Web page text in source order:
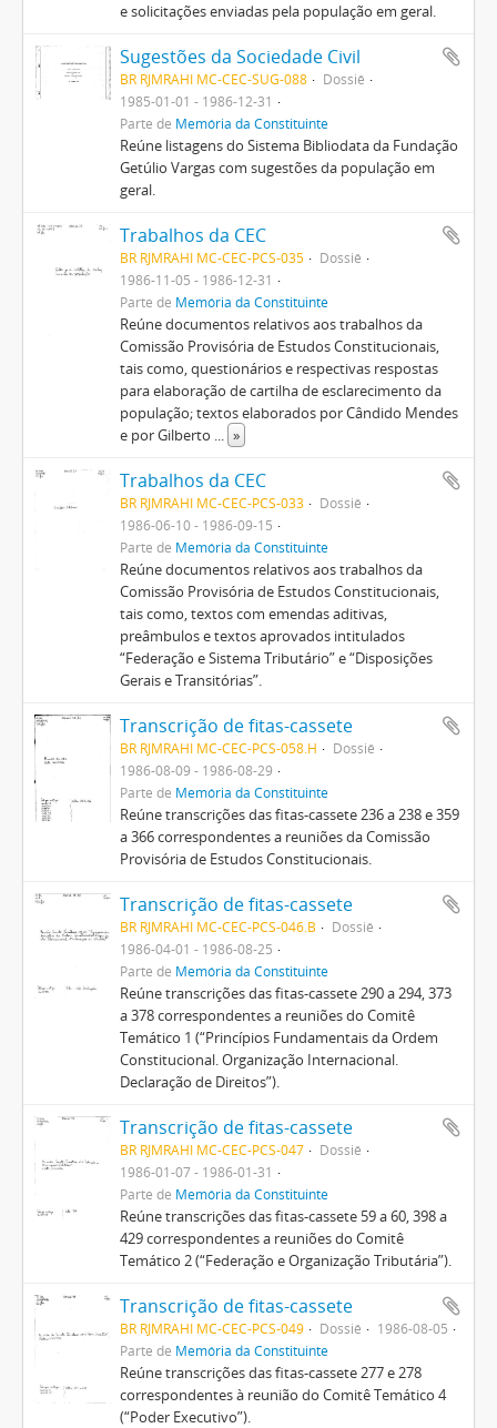
e solicitações enviadas pela população em geral.
Sugestões da Sociedade Civil
BR RJMRAHI MC-CEC-SUG-088
Dossiê
1985-01-01 - 1986-12-31
Parte de Memória da Constituinte
Reúne listagens do Sistema Bibliodata da Fundação
Getúlio Vargas com sugestões da população em
geral.
Trabalhos da CEC
BR RJMRAHI MC-CEC-PCS-035
Dossiê
1986-11-05 - 1986-12-31
Parte de Memória da Constituinte
Reúne documentos relativos aos trabalhos da
Comissão Provisória de Estudos Constitucionais,
tais como, questionários e respectivas respostas
para elaboração de cartilha de esclarecimento da
população; textos elaborados por Cândido Mendes
e por Gilberto ... »
Trabalhos da CEC
BR RJMRAHI MC-CEC-PCS-033
Dossiê
1986-06-10 - 1986-09-15
Parte de Memória da Constituinte
Reúne documentos relativos aos trabalhos da
Comissão Provisória de Estudos Constitucionais,
tais como, textos com emendas aditivas,
preâmbulos e textos aprovados intitulados
“Federação e Sistema Tributário” e “Disposições
Gerais e Transitórias”.
Transcrição de fitas-cassete
BR RJMRAHI MC-CEC-PCS-058.H
Dossiê
1986-08-09 - 1986-08-29
Parte de Memória da Constituinte
Reúne transcrições das fitas-cassete 236 a 238 e 359
a 366 correspondentes a reuniões da Comissão
Provisória de Estudos Constitucionais.
Transcrição de fitas-cassete
BR RJMRAHI MC-CEC-PCS-046.B
Dossiê
1986-04-01 - 1986-08-25
Parte de Memória da Constituinte
Reúne transcrições das fitas-cassete 290 a 294, 373
a 378 correspondentes a reuniões do Comitê
Temático 1 (“Princípios Fundamentais da Ordem
Constitucional. Organização Internacional.
Declaração de Direitos”).
Transcrição de fitas-cassete
BR RJMRAHI MC-CEC-PCS-047
Dossiê
1986-01-07 - 1986-01-31
Parte de Memória da Constituinte
Reúne transcrições das fitas-cassete 59 a 60, 398 a
429 correspondentes a reuniões do Comitê
Temático 2 (“Federação e Organização Tributária”).
Transcrição de fitas-cassete
BR RJMRAHI MC-CEC-PCS-049 Dossiê
1986-08-05
Parte de Memória da Constituinte
Reúne transcrições das fitas-cassete 277 e 278
correspondentes à reunião do Comitê Temático 4
(“Poder Executivo”).